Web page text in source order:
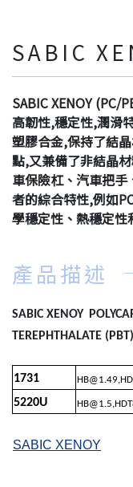
SABIC
SABIC XENOY (PC/
高韌性,穩定性,潤滑
塑膠合金,保持了結
點,又兼備了非結晶
車保險杠、汽車把
者的綜合特性,例如
學穩定性、熱穩定性
產品描述
SABIC XENOY
TEREPHTHALATE (PBT)
1731
5220U
SABIC XENOY